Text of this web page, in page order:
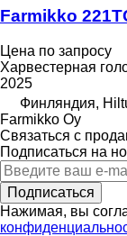
Farmikko
Цена по запросу
Харвестерная
2025
Финляндия,
Farmikko Oy
Связаться с
Подписаться на
Подписаться
Нажимая, вы